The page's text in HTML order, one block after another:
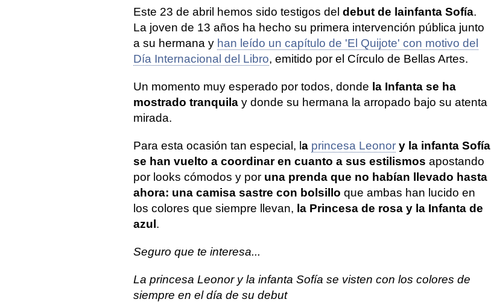
Este 23 de abril hemos sido testigos del debut de lainfanta Sofía.
La joven de 13 años ha hecho su primera intervención pública junto
a su hermana y han leído un capítulo de 'El Quijote' con motivo del
Día Internacional del Libro, emitido por el Círculo de Bellas Artes.
Un momento muy esperado por todos, donde la Infanta se ha
mostrado tranquila y donde su hermana la arropado bajo su atenta
mirada.
Para esta ocasión tan especial, l a princesa Leonor y la infanta Sofía
se han vuelto a coordinar en cuanto a sus estilismos apostando
por looks cómodos y por una prenda que no habían llevado hasta
ahora: una camisa sastre con bolsillo que ambas han lucido en
los colores que siempre llevan, la Princesa de rosa y la Infanta de
azul .
Seguro que te interesa...
La princesa Leonor y la infanta Sofía se visten con los colores de
siempre en el día de su debut